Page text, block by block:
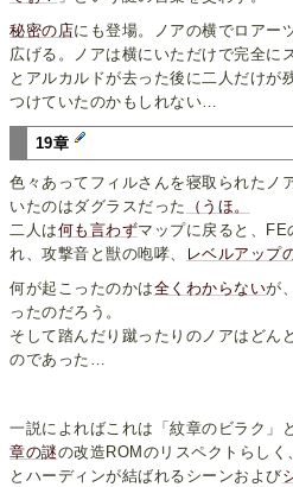
秘密の店にも登場。ノアの横でロアー
広げる。ノアは横にいただけで完全に
とアルカルドが去った後に二人だけが
つけていたのかもしれない…
19章
色々あってフィルさんを寝取られたノ
いたのはダグラスだった
（うほ。
二人は何も言わずマップに戻ると、
れ、攻撃音と獣の咆哮、
レベルアップ
何が起こったのかは全くわからないが
ったのだろう。
そして踏んだり蹴ったりのノアはどん
のであった…
一説によればこれは「紋章のビラク」
章の謎の改造ROMのリスペクトらし
とハーディンが結ばれるシーンおよび